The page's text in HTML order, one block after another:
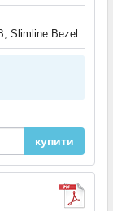
Slimline Bezel
купити